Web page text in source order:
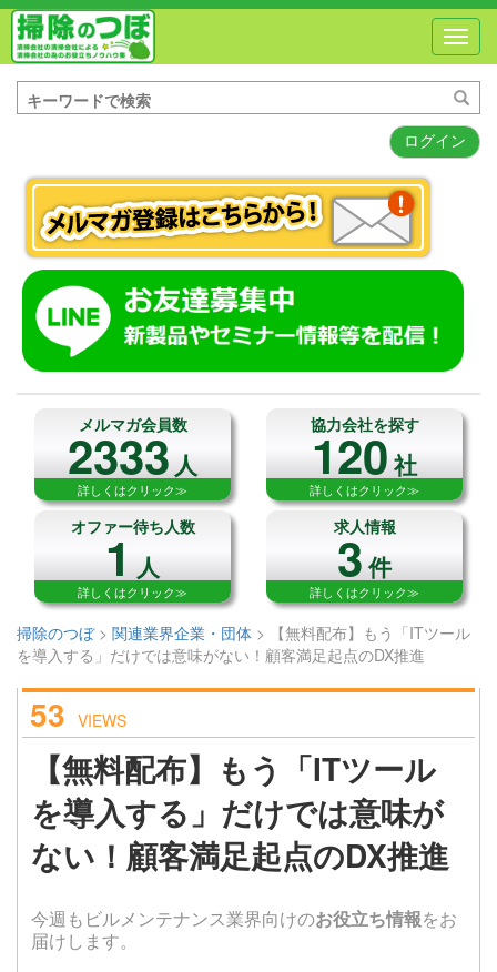
ログイン
メルマガ会員数
2333人
詳しくはクリック≫
協力会社を探す
120社
詳しくはクリック≫
オファー待ち人数
1人
詳しくはクリック≫
求人情報
3件
詳しくはクリック≫
掃除のつぼ> 関連業界企業・団体 >
【無料配布】もう「ITツール
を導入する」だけでは意味がない！顧客満足起点のDX推進
53 VIEWS
【無料配布】もう「ITツール
を導入する」だけでは意味が
ない！顧客満足起点のDX推進
今週もビルメンテナンス業界向けのお役立ち情報をお
届けします。